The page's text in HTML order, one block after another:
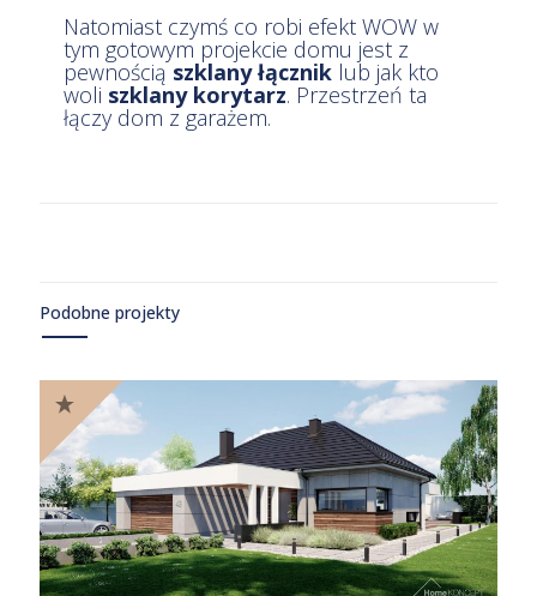
Natomiast czymś co robi efekt WOW w
tym gotowym projekcie domu jest z
pewnościąszklany łącznik lub jak kto
woli szklany korytarz. Przestrzeń ta
łączy dom z garażem.
Podobne projekty